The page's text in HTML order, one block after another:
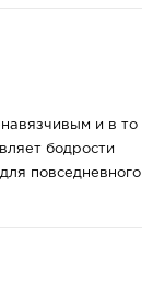
и в то
бодрости
повседневного